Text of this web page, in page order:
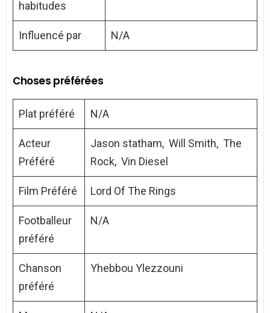
habitudes
Influencé par N/A
Choses préférées
Plat préféré N/A
Acteur
Préféré
Jason statham, Will Smith, The
Rock, Vin Diesel
Film Préféré Lord Of The Rings
Footballeur
préféré
N/A
Chanson
préféré
Yhebbou Ylezzouni